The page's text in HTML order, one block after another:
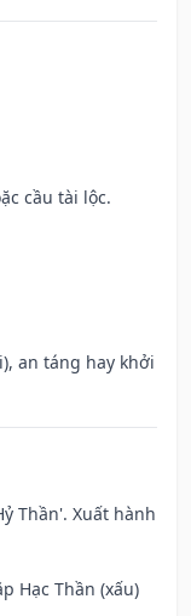
cầu tài lộc.
an táng hay khởi
Thần'. Xuất hành
Hạc Thần (xấu)